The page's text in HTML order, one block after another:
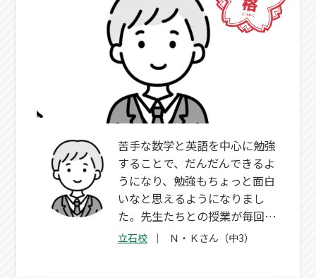
苦手な数学と英語を中心に勉強
することで、だんだんできるよ
うになり、勉強もちょっと面白
いなと思えるようになりまし
た。先生たちとの授業が毎回楽
しく、もっと早いうちに塾に入
立石校 Ｎ・Ｋさん（中3）